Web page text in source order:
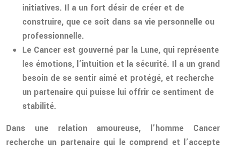
initiatives. Il a un fort désir de créer et de
construire, que ce soit dans sa vie personnelle ou
professionnelle.
Le Cancer est gouverné par la Lune, qui représente
les émotions, l’intuition et la sécurité. Il a un grand
besoin de se sentir aimé et protégé, et recherche
un partenaire qui puisse lui offrir ce sentiment de
stabilité.
Dans une relation amoureuse, l’homme Cancer
recherche un partenaire qui le comprend et l’accepte